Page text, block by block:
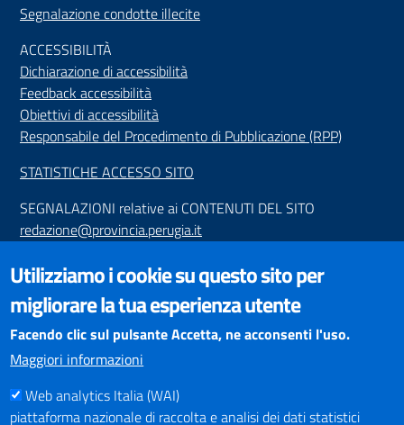
Segnalazione condotte illecite
ACCESSIBILITÀ
Dichiarazione di accessibilità
Feedback accessibilità
Obiettivi di accessibilità
Responsabile del Procedimento di Pubblicazione (RPP)
STATISTICHE ACCESSO SITO
SEGNALAZIONI relative ai CONTENUTI DEL SITO
redazione@provincia.perugia.it
VISUALIZZAZIONE CONTENUTI
Il sito internet della Provincia di Perugia è ottimizzato per
essere visualizzato dai principali browser aggiornati. L'uso di
browser non aggiornati può creare problemi di visualizzazione
dei contenuti.
PAGAMENTI
Utilizziamo i cookie su questo sito per
migliorare la tua esperienza utente
Facendo clic sul pulsante Accetta, ne acconsenti l'uso.
Maggiori informazioni
Web analytics Italia (WAI)
piattaforma nazionale di raccolta e analisi dei dati statistici